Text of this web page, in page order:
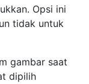
Opsi ini
tidak untuk
gambar saat
dipilih